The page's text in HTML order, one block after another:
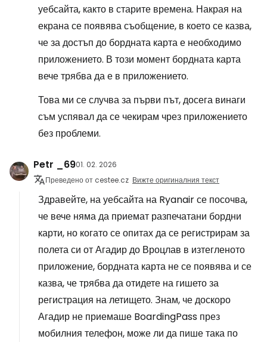
уебсайта, както в старите времена. Накрая на
екрана се появява съобщение, в което се казва,
че за достъп до бордната карта е необходимо
приложението. В този момент бордната карта
вече трябва да е в приложението.
Това ми се случва за първи път, досега винаги
съм успявал да се чекирам чрез приложението
без проблеми.
Petr _6901. 02. 2026
Преведено от cestee.cz Вижте оригиналния текст
Здравейте, на уебсайта на Ryanair се посочва,
че вече няма да приемат разпечатани бордни
карти, но когато се опитах да се регистрирам за
полета си от Агадир до Вроцлав в изтегленото
приложение, бордната карта не се появява и се
казва, че трябва да отидете на гишето за
регистрация на летището. Знам, че доскоро
Агадир не приемаше BoardingPass през
мобилния телефон, може ли да пише така по